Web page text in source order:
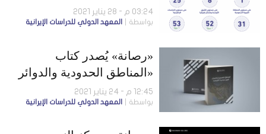
المتخصّصة
03:24 م - 28 يناير 2021
بواسطة المعهد الدولي للدراسات الإيرانية
«رصانة» يُصدر كتاب
«المناطق الحدودية والدوائر
الجيوسياسية الإيرانية»
12:45 م - 24 يناير 2021
بواسطة المعهد الدولي للدراسات الإيرانية